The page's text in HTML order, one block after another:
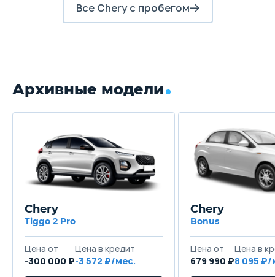
Все Chery с пробегом
Архивные модели
Chery
Tiggo 2 Pro
Цена от
-300 000 ₽
Цена в кредит
-3 572 ₽/мес.
Chery
Bonus
Цена от
679 990 ₽
Цена в
8 095 ₽/